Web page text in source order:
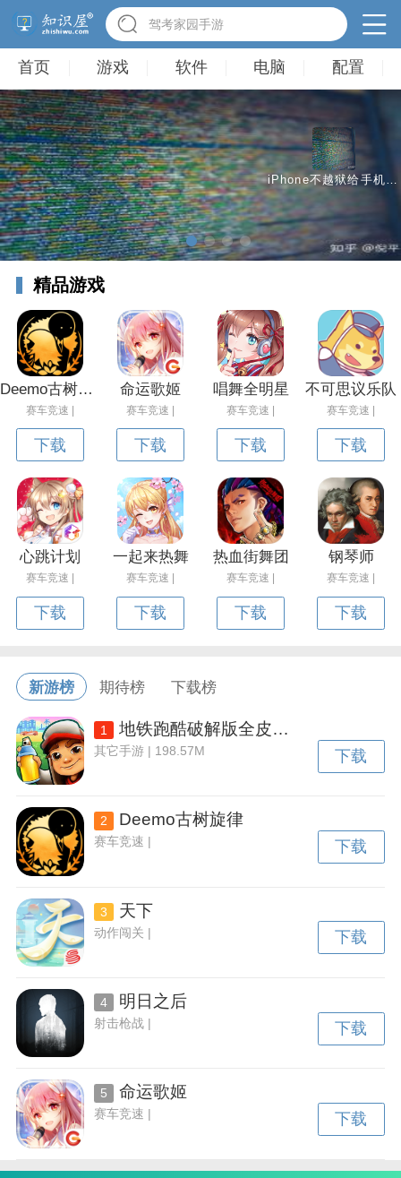
驾考家园手游
首页 游戏 软件 电脑 配置
精品游戏
Deemo古树旋律
赛车竞速 |
下载
命运歌姬
赛车竞速 |
下载
唱舞全明星
赛车竞速 |
下载
不可思议乐队
赛车竞速 |
下载
心跳计划
赛车竞速 |
下载
一起来热舞
赛车竞速 |
下载
热血街舞团
赛车竞速 |
下载
钢琴师
赛车竞速 |
下载
新游榜 期待榜 下载榜
1 地铁跑酷破解版全皮肤全滑板全背饰下载v3.50.2 安卓内置功能菜单版
其它手游 | 198.57M 下载
2 Deemo古树旋律
赛车竞速 | 下载
3 天下
动作闯关 | 下载
4 明日之后
射击枪战 | 下载
5 命运歌姬
赛车竞速 | 下载